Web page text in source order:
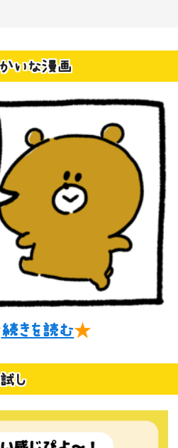
かいな漫画
続きを読む★
し